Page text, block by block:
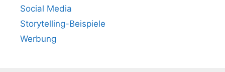
Social Media
Storytelling-Beispiele
Werbung